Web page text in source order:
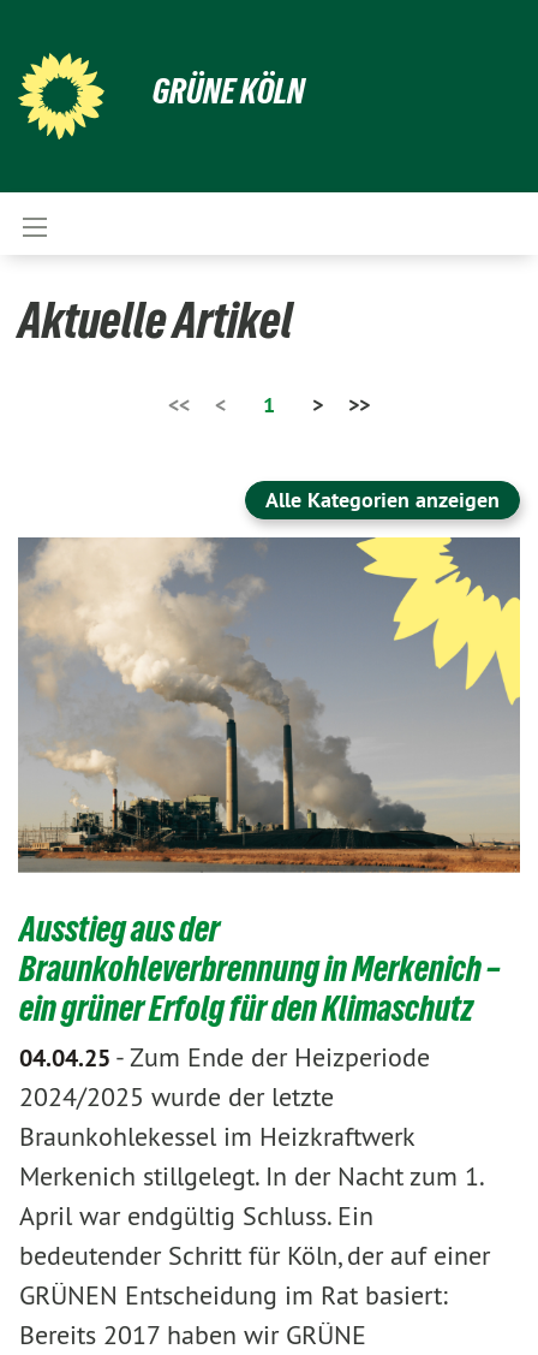
GRÜNE KÖLN
Aktuelle Artikel
<< < 1 > >>
Alle Kategorien anzeigen
Ausstieg aus der
Braunkohleverbrennung in Merkenich –
ein grüner Erfolg für den Klimaschutz
04.04.25 -Zum Ende der Heizperiode
2024/2025 wurde der letzte
Braunkohlekessel im Heizkraftwerk
Merkenich stillgelegt. In der Nacht zum 1.
April war endgültig Schluss. Ein
bedeutender Schritt für Köln, der auf einer
GRÜNEN Entscheidung im Rat basiert:
Bereits 2017 haben wir GRÜNE